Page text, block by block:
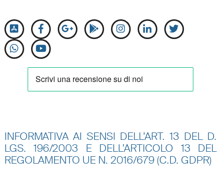
INFORMATIVA AI SENSI DELL’ART. 13 DEL D.
LGS. 196/2003 E DELL’ARTICOLO 13 DEL
REGOLAMENTO UE N. 2016/679 (C.D. GDPR)